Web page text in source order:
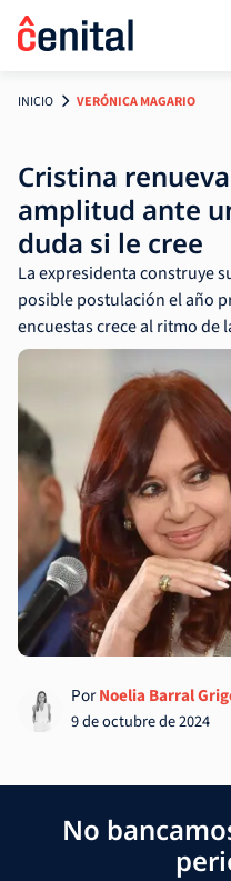
INICIO VERÓNICA MAGARIO
Cristina
amplitud ante
duda si le cree
La expresidenta construye
posible postulación el año
encuestas crece al ritmo de
PorNoelia Barral
9 de octubre de 2024
No